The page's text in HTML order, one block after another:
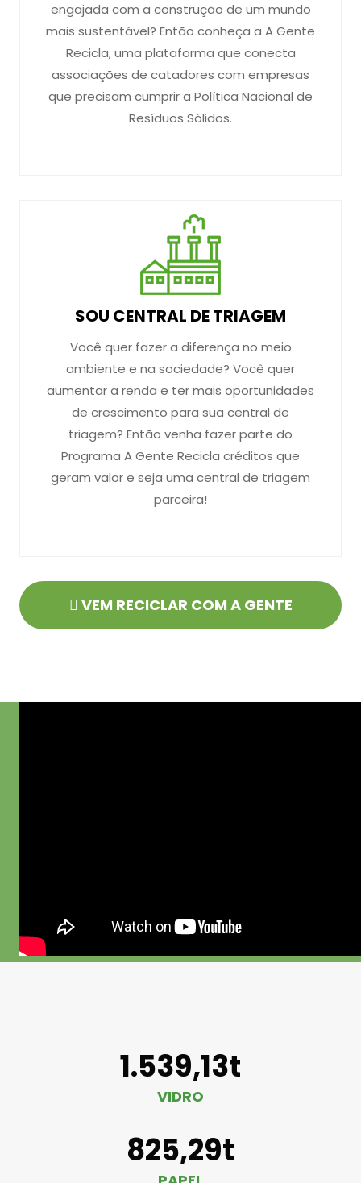
engajada com a construção de um mundo
mais sustentável? Então conheça a A Gente
Recicla, uma plataforma que conecta
associações de catadores com empresas
que precisam cumprir a Política Nacional de
Resíduos Sólidos.
SOU CENTRAL DE TRIAGEM
Você quer fazer a diferença no meio
ambiente e na sociedade? Você quer
aumentar a renda e ter mais oportunidades
de crescimento para sua central de
triagem? Então venha fazer parte do
Programa A Gente Recicla créditos que
geram valor e seja uma central de triagem
parceira!
VEM RECICLAR COM A GENTE
1.539,13t
VIDRO
825,29t